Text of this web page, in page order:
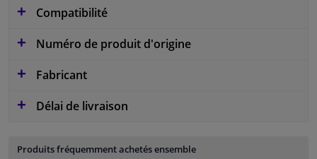
Compatibilité
Numéro de produit d'origine
Fabricant
Délai de livraison
Produits fréquemment achetés ensemble